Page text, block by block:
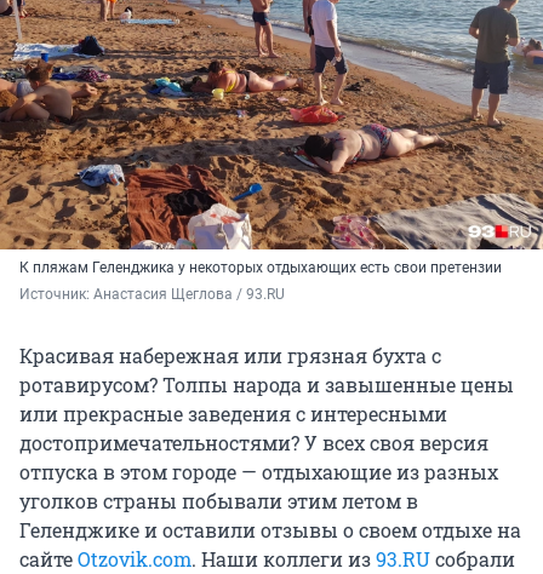
К пляжам Геленджика у некоторых отдыхающих есть свои претензии
Источник: Анастасия Щеглова / 93.RU
Красивая набережная или грязная бухта с
ротавирусом? Толпы народа и завышенные цены
или прекрасные заведения с интересными
достопримечательностями? У всех своя версия
отпуска в этом городе — отдыхающие из разных
уголков страны побывали этим летом в
Геленджике и оставили отзывы о своем отдыхе на
сайтеOtzovik.com. Наши коллеги из93.RUcобрали